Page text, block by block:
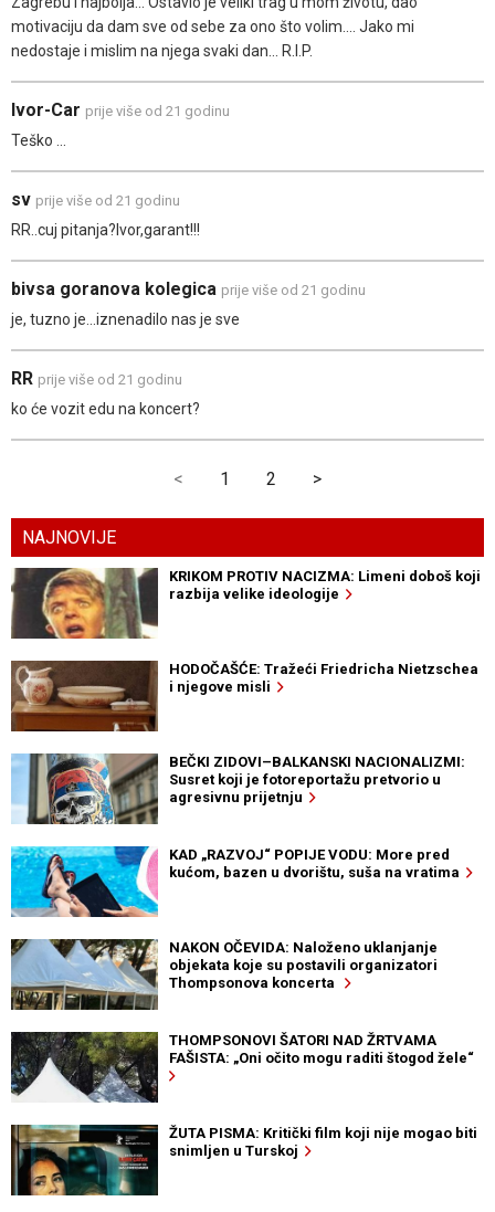
motivaciju da dam sve od sebe za ono što volim.... Jako mi
nedostaje i mislim na njega svaki dan... R.I.P.
Ivor-Car prije više od 21 godinu
Teško ...
sv prije više od 21 godinu
RR..cuj pitanja?Ivor,garant!!!
bivsa goranova kolegica prije više od 21 godinu
je, tuzno je...iznenadilo nas je sve
RR prije više od 21 godinu
ko će vozit edu na koncert?
< 1 2 >
NAJNOVIJE
KRIKOM PROTIV NACIZMA: Limeni doboš koji
razbija velike ideologije
HODOČAŠĆE: Tražeći Friedricha Nietzschea
i njegove misli
BEČKI ZIDOVI–BALKANSKI NACIONALIZMI:
Susret koji je fotoreportažu pretvorio u
agresivnu prijetnju
KAD „RAZVOJ“ POPIJE VODU: More pred
kućom, bazen u dvorištu, suša na vratima
NAKON OČEVIDA: Naloženo uklanjanje
objekata koje su postavili organizatori
Thompsonova koncerta
THOMPSONOVI ŠATORI NAD ŽRTVAMA
FAŠISTA: „Oni očito mogu raditi štogod žele“
ŽUTA PISMA: Kritički film koji nije mogao biti
snimljen u Turskoj